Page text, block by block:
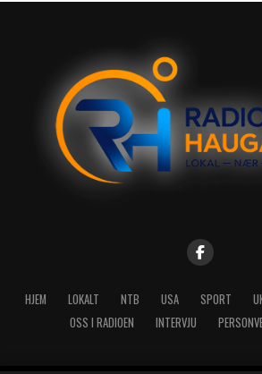
HJEM LOKALT NTB USA SPORT
OSS I RADIOEN
INTERVJU